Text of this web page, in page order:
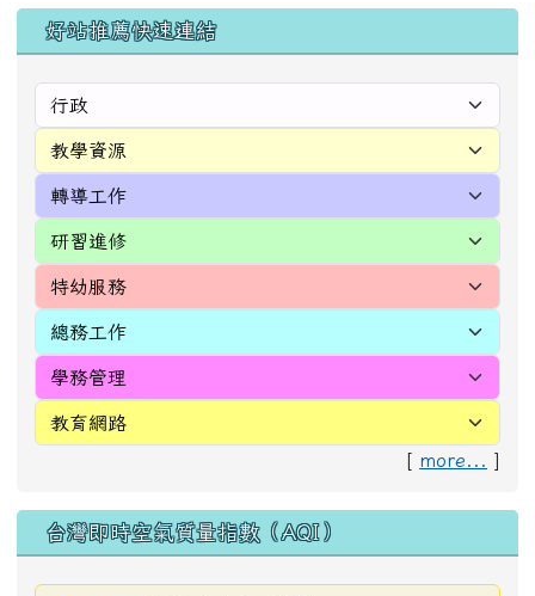
左邊區域內容
好站推薦快速連結
[ more... ]
台灣即時空氣質量指數（AQI）